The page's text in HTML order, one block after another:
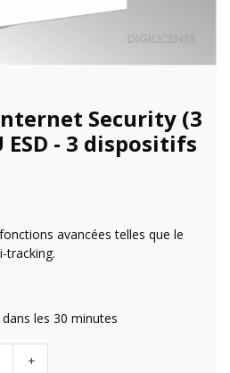
Security (3
ESD - 3 dispositifs
avancées telles que le
tracking.
les 30 minutes
+